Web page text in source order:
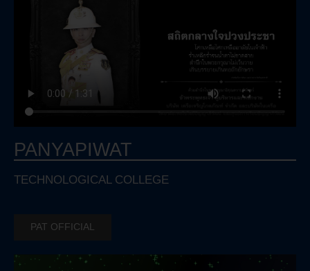
PANYAPIWAT
TECHNOLOGICAL COLLEGE
PAT OFFICIAL